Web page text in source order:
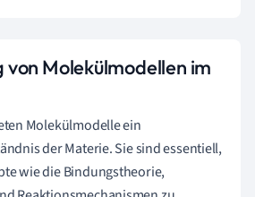
von Molekülmodellen im
Molekülmodelle ein
der Materie. Sie sind essentiell,
wie die Bindungstheorie,